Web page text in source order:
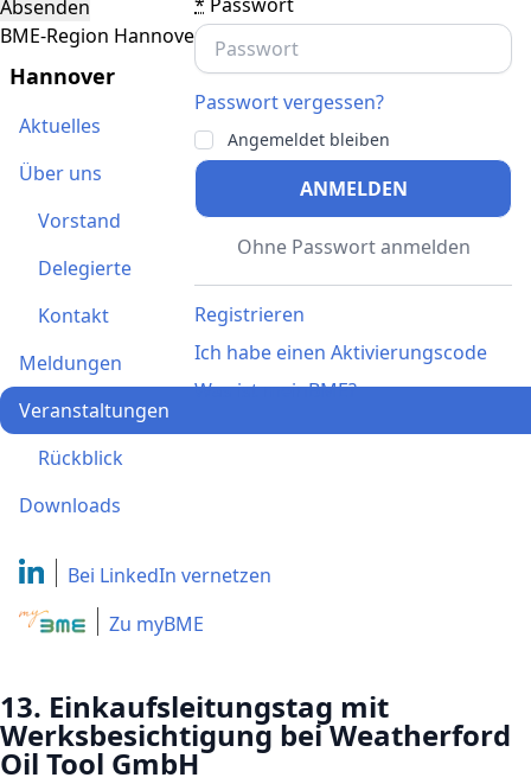
Passwort vergessen?
Angemeldet bleiben
ANMELDEN
Ohne Passwort anmelden
Registrieren
Ich habe einen Aktivierungscode
Was ist meinBME?
Absenden
BME-Region Hannover
Hannover
Aktuelles
Über uns
Vorstand
Delegierte
Kontakt
Meldungen
Veranstaltungen
Rückblick
Downloads
Bei LinkedIn vernetzen
Zu myBME
13. Einkaufsleitungstag mit
Werksbesichtigung bei Weatherford
Oil Tool GmbH